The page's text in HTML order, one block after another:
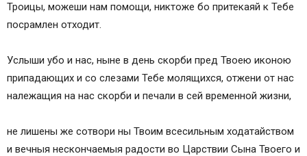
Троицы, можеши нам помощи, никтоже бо притекаяй к Тебе
посрамлен отходит.
Услыши убо и нас, ныне в день скорби пред Твоею иконою
припадающих и со слезами Тебе молящихся, отжени от нас
належащия на нас скорби и печали в сей временной жизни,
не лишены же сотвори ны Твоим всесильным ходатайством
и вечныя нескончаемыя радости во Царствии Сына Твоего и